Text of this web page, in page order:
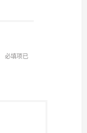
必填项已